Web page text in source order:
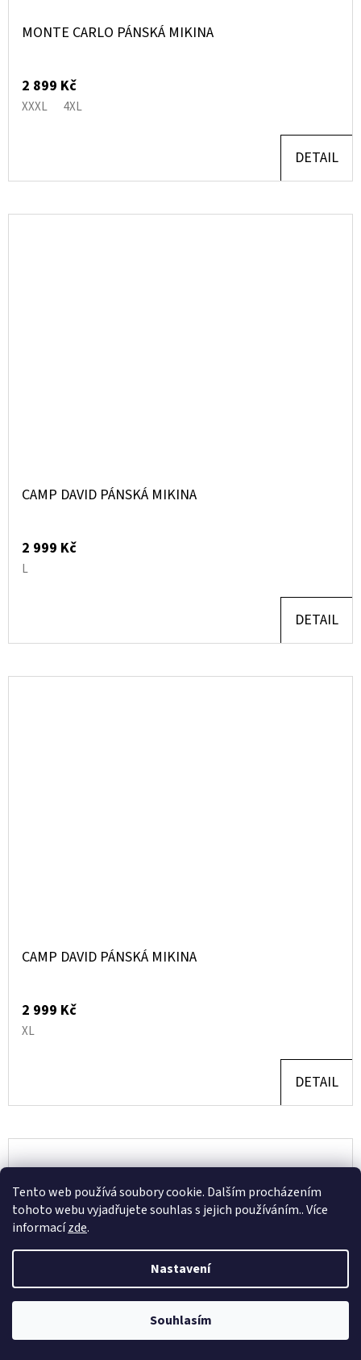
Tento web používá soubory cookie. Dalším procházením
tohoto webu vyjadřujete souhlas s jejich používáním.. Více
informacízde.
Nastavení
Souhlasím
MONTE CARLO PÁNSKÁ MIKINA
2 899 Kč
XXXL 4XL
DETAIL
CAMP DAVID PÁNSKÁ MIKINA
2 999 Kč
L
DETAIL
CAMP DAVID PÁNSKÁ MIKINA
2 999 Kč
XL
DETAIL